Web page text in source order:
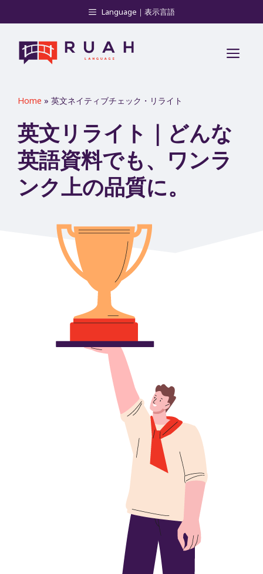
ン
Language｜表示言語
メ
Home » 英文ネイティブチェック・リライト
英文リライト｜どんな
英語資料でも、ワンラ
ンク上の品質に。